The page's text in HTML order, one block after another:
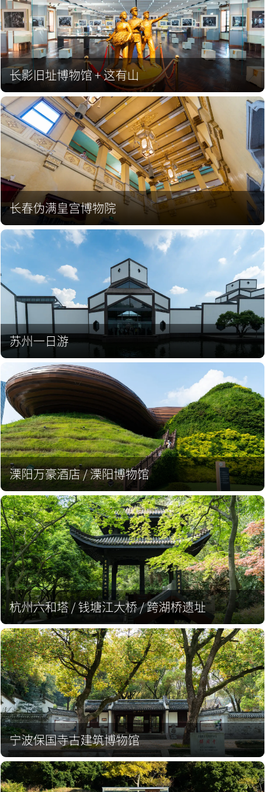
长影旧址博物馆 + 这有山
长春伪满皇宫博物院
苏州一日游
溧阳万豪酒店 / 溧阳博物馆
杭州六和塔 / 钱塘江大桥 / 跨湖桥遗址
宁波保国寺古建筑博物馆